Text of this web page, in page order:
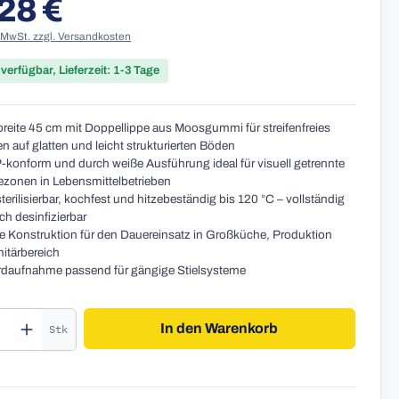
€
zzgl. Versandkosten
Lieferzeit: 1-3 Tage
45 cm mit Doppellippe aus Moosgummi für streifenfreies
auf glatten und leicht strukturierten Böden
konform und durch weiße Ausführung ideal für visuell getrennte
in Lebensmittelbetrieben
kochfest und hitzebeständig bis 120 °C – vollständig
desinfizierbar
Konstruktion für den Dauereinsatz in Großküche, Produktion
passend für gängige Stielsysteme
Anzahl: Gib den gewünschten Wert
Stk In den Warenkorb